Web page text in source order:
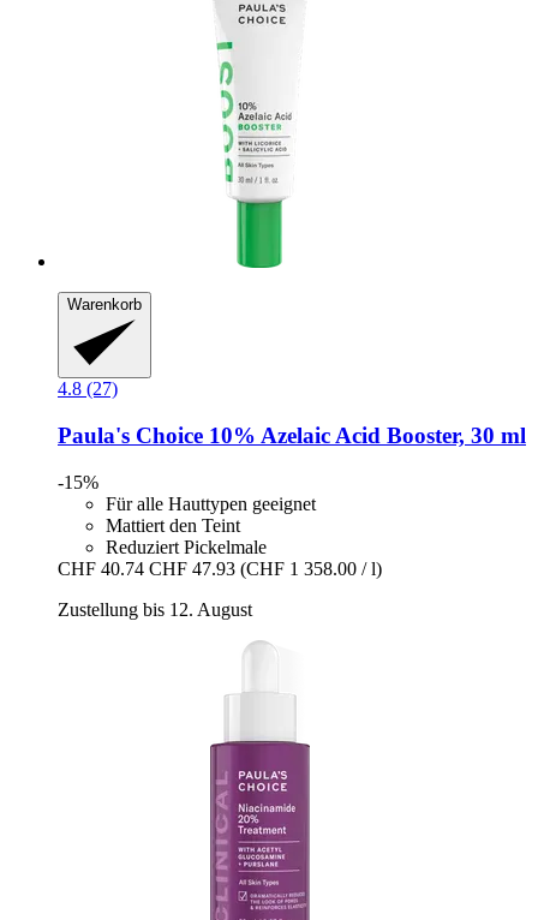
Warenkorb
4.8 (27)
Paula's Choice 10% Azelaic Acid Booster, 30 ml
-15%
Für alle Hauttypen geeignet
Mattiert den Teint
Reduziert Pickelmale
CHF 40.74 CHF 47.93 (CHF 1 358.00 / l)
Zustellung bis 12. August